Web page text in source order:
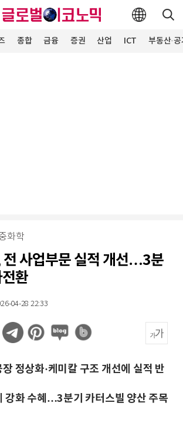
종합 금융 증권 산업 ICT 부동산·
화학
전 사업부문 실적 개선…3분
환
04-28 22:33
정상화·케미칼 구조 개선에 실적 반
강화 수혜…3분기 카터스빌 양산 주목